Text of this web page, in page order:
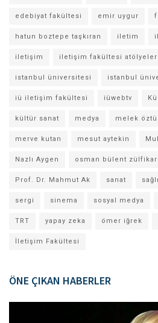
edebiyat fakültesi emir uygur
hatun boztepe taşkıran iletim
iletişim iletişim fakültesi atölyeleri
istanbul üniversitesi istanbul
iü iletişim fakültesi iüwebtv
kültür sanat medya melek
merve kutan mesut aytekin
Nazlı Aygen osman bülent zülfikar
Prof. Dr. Mahmut Ak sanat
sergi sinema sosyal medya
TRT yapay zeka ömer iğrek
İletişim Fakültesi
ÖNE ÇIKAN HABERLER